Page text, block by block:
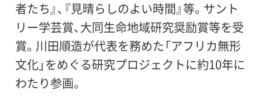
者たち』、『見晴らしのよい時間』等。サント
リー学芸賞、大同生命地域研究奨励賞等を受
賞。川田順造が代表を務めた「アフリカ無形
文化」をめぐる研究プロジェクトに約10年に
わたり参画。